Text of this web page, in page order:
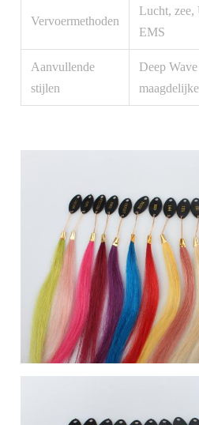
Vervoermethoden
Lucht,
EMS
Aanvullende
stijlen
Deep